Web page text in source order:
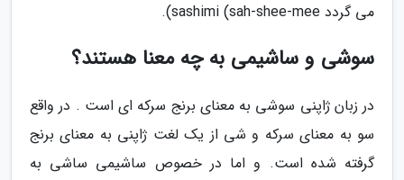
می گردد sah-shee-mee) sashimi).
سوشی و ساشیمی به چه معنا هستند؟
در زبان ژاپنی سوشی به معنای برنج سرکه ای است . در واقع
سو به معنای سرکه و شی از یک لغت ژاپنی به معنای برنج
گرفته شده است. و اما در خصوص ساشیمی ساشی به